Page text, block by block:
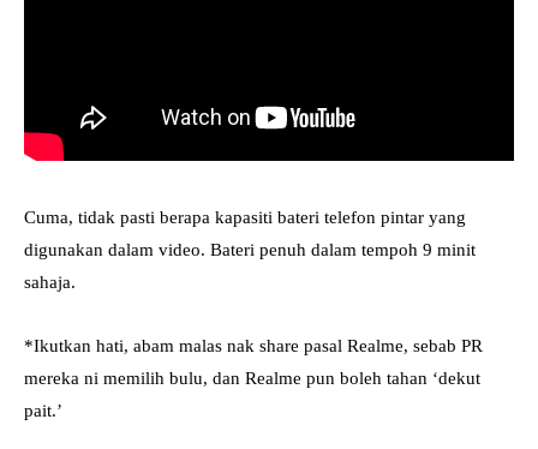
Cuma, tidak pasti berapa kapasiti bateri telefon pintar yang
digunakan dalam video. Bateri penuh dalam tempoh 9 minit
sahaja.
*Ikutkan hati, abam malas nak share pasal Realme, sebab PR
mereka ni memilih bulu, dan Realme pun boleh tahan ‘dekut
pait.’